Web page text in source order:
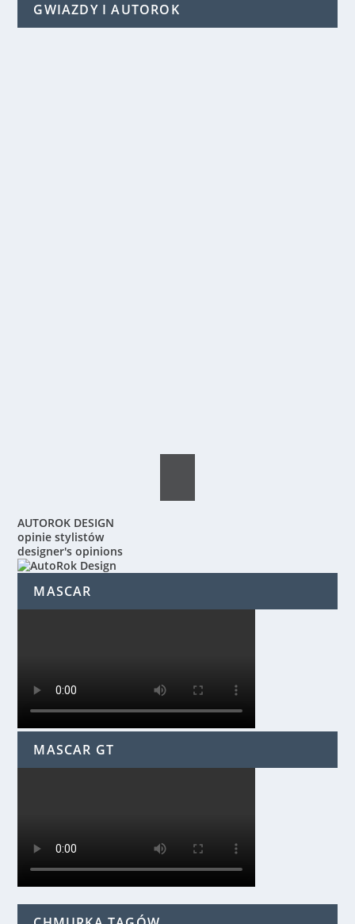
GWIAZDY I AUTOROK
AUTOROK DESIGN
opinie stylistów
designer's opinions
MASCAR
MASCAR GT